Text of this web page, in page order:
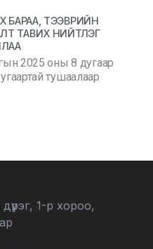
БАРАА, ТЭЭВРИЙН
ТАВИХ НИЙТЛЭГ
2025 оны 8 дугаар
тушаалаар
1-р хороо,